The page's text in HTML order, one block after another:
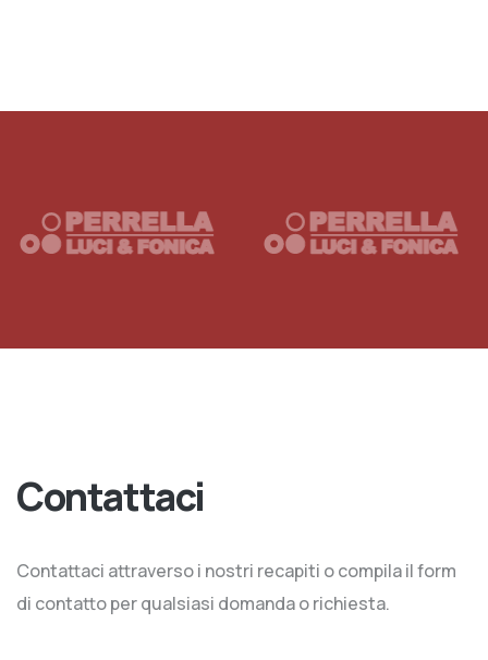
Contattaci
Contattaci attraverso i nostri recapiti o compila il form
di contatto per qualsiasi domanda o richiesta.